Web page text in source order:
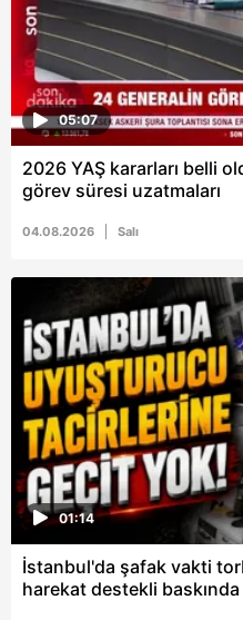
05:07
2026 YAŞ kararları belli
görev süresi uzatmaları
04.08.2026 Salı
01:14
İstanbul'da şafak vakti
harekat destekli baskında